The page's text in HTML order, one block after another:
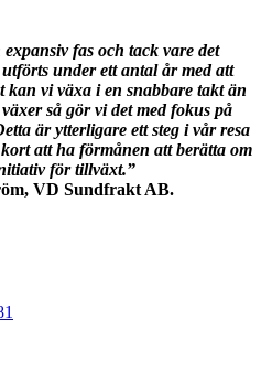
fas och tack vare det
under ett antal år med att
kan vi växa i en snabbare takt än
så gör vi det med fokus på
är ytterligare ett steg i vår resa
att ha förmånen att berätta om
för tillväxt.”
VD Sundfrakt AB.